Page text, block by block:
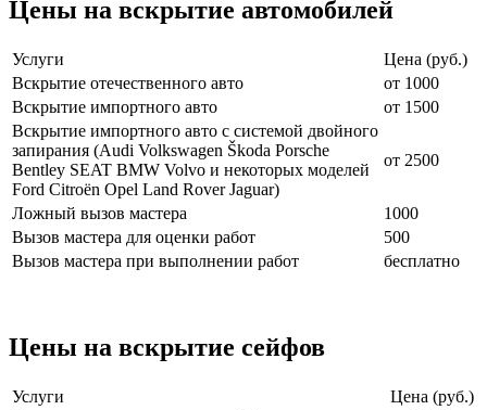
Цены на вскрытие автомобилей
Услуги
Цена (руб.)
Вскрытие отечественного авто
от 1000
Вскрытие импортного авто
от 1500
Вскрытие импортного авто с системой двойного
запирания (Audi Volkswagen Škoda Porsche
Bentley SEAT BMW Volvo и некоторых моделей
Ford Citroën Opel Land Rover Jaguar)
от 2500
Ложный вызов мастера
1000
Вызов мастера для оценки работ
500
Вызов мастера при выполнении работ
бесплатно
Цены на вскрытие сейфов
Услуги
Цена (руб.)